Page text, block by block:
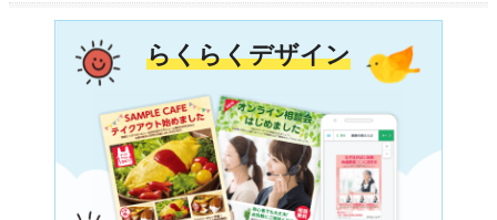
らくらくデザイン